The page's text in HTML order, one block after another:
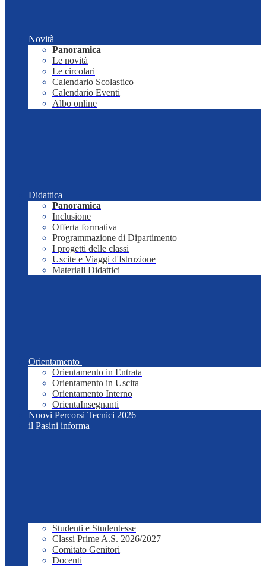
Novità
Panoramica
Le novità
Le circolari
Calendario Scolastico
Calendario Eventi
Albo online
Didattica
Panoramica
Inclusione
Offerta formativa
Programmazione di Dipartimento
I progetti delle classi
Uscite e Viaggi d'Istruzione
Materiali Didattici
Orientamento
Orientamento in Entrata
Orientamento in Uscita
Orientamento Interno
OrientaInsegnanti
Nuovi Percorsi Tecnici 2026
il Pasini informa
Studenti e Studentesse
Classi Prime A.S. 2026/2027
Comitato Genitori
Docenti